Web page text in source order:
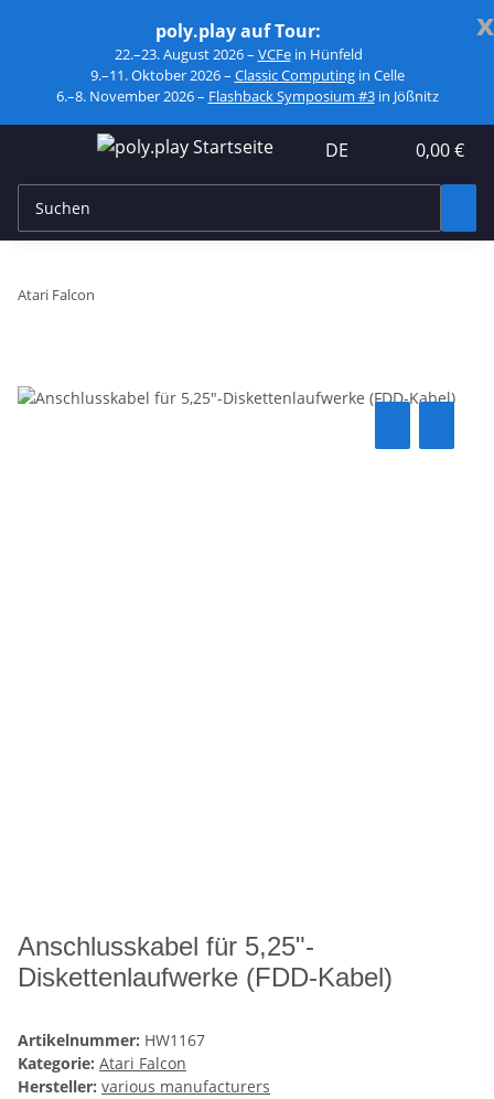
x
poly.play auf Tour:
22.–23. August 2026 – VCFein Hünfeld
9.–11. Oktober 2026 – Classic Computingin Celle
6.–8. November 2026 – Flashback Symposium #3in Jößnitz
DE 0,00 €
Atari Falcon
Anschlusskabel für 5,25"-
Diskettenlaufwerke (FDD-Kabel)
Artikelnummer: HW1167
Kategorie: Atari Falcon
Hersteller: various manufacturers